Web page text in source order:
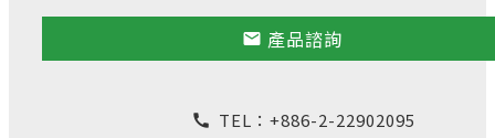
email 產品諮詢
call TEL： +886-2-22902095